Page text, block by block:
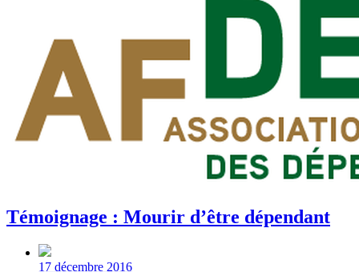
Témoignage : Mourir d’être dépendant
Post
date
17 décembre 2016